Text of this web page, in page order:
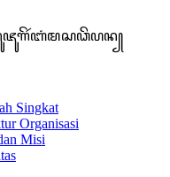
Singkat
Organisasi
Misi